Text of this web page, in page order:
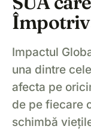
Impactul
una dintre
afecta pe
de pe fiecare
schimbă